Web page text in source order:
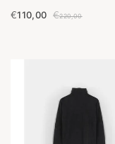
€110,00 €220,00